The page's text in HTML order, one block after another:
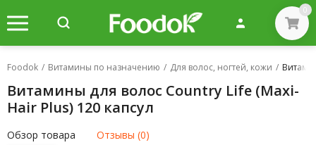
0
Foodok / Витамины по назначению / Для волос, ногтей, кожи /
Витамины для волос Country Life (Maxi-
Hair Plus) 120 капсул
Обзор товара Отзывы (0)